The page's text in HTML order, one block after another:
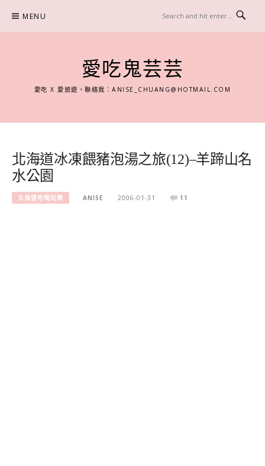
content
MENU
愛吃鬼芸芸
愛吃 X 愛旅遊。聯絡我：ANISE_CHUANG@HOTMAIL.COM
北海道冰凍餵豬泡湯之旅(12)–羊蹄山名
水公園
北海道吃喝玩樂 ANISE 2006-01-31 11